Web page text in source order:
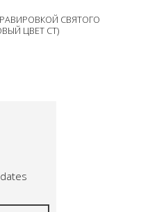
СВЯТОГО
ЦВЕТ CT)